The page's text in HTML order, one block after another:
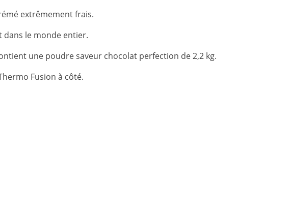
extrêmement frais.
dans le monde entier.
une poudre saveur chocolat perfection de 2,2 kg.
Fusion à côté.